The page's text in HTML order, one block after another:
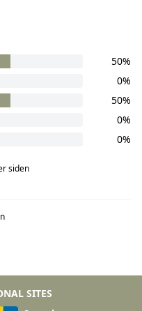
50%
0%
50%
0%
0%
siden
SITES